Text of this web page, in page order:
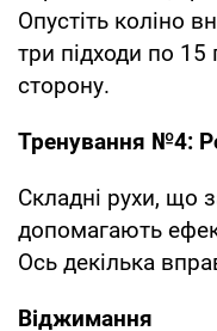
Опустіть коліно
три підходи по
сторону.
Тренування №4:
Складні рухи, що
допомагають
Ось декілька
Віджимання